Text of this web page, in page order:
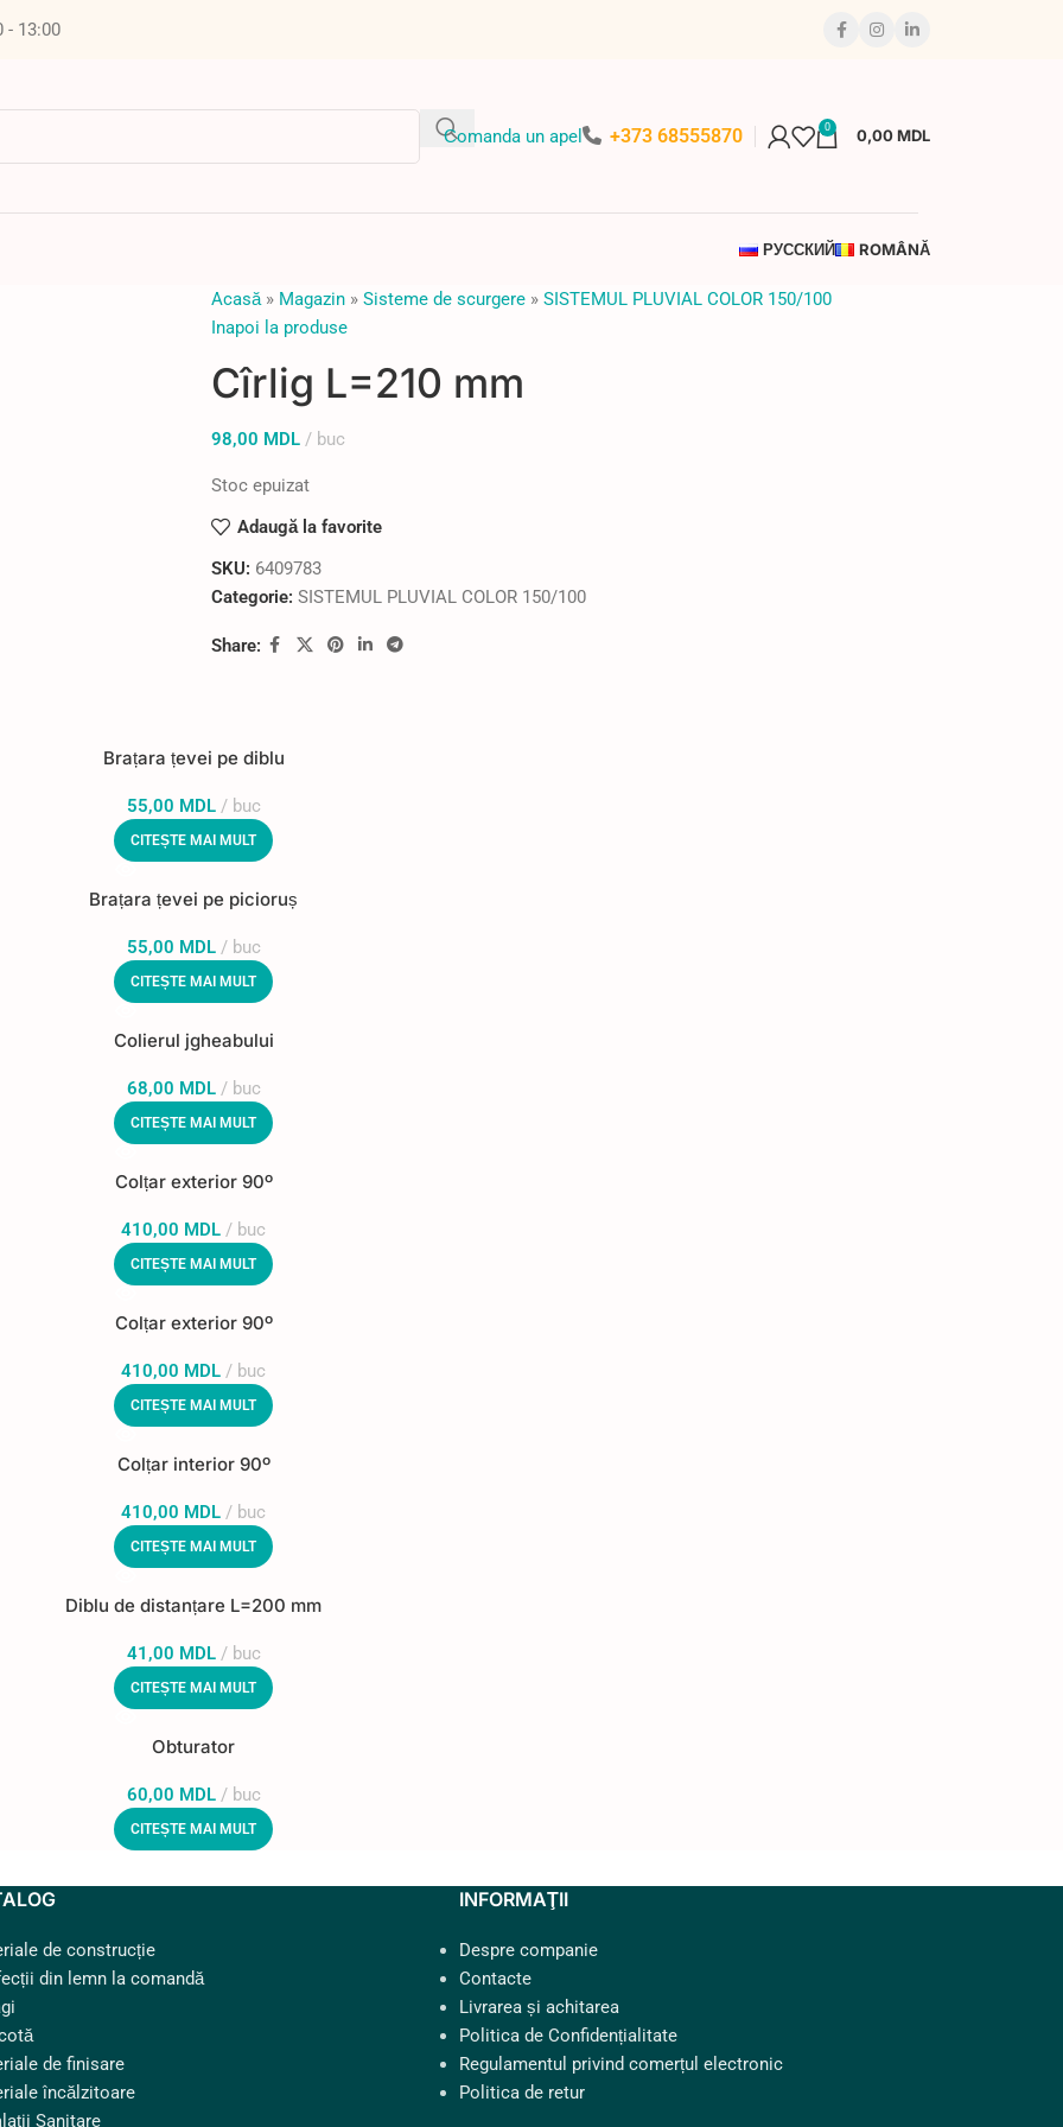
- 13:00
Сomanda un apel +373 68555870 0 0,00MDL
РУССКИЙ ROMÂNĂ
Acasă» Magazin» Sisteme de scurgere» SISTEMUL PLUVIAL COLOR 150/100
Inapoi la produse
Cîrlig L=210 mm
98,00 MDL buc
Stoc epuizat
Adaugă la favorite
SKU: 6409783
Categorie: SISTEMUL PLUVIAL COLOR 150/100
Share:
Brațara țevei pe diblu
55,00 MDL buc
CITEȘTE MAI MULT
Brațara țevei pe picioruș
55,00 MDL buc
CITEȘTE MAI MULT
Colierul jgheabului
68,00 MDL buc
CITEȘTE MAI MULT
Colțar exterior 90º
410,00 MDL buc
CITEȘTE MAI MULT
Colțar exterior 90º
410,00 MDL buc
CITEȘTE MAI MULT
Colțar interior 90º
410,00 MDL buc
CITEȘTE MAI MULT
Diblu de distanțare L=200 mm
41,00 MDL buc
CITEȘTE MAI MULT
Obturator
60,00 MDL buc
CITEȘTE MAI MULT
de construcție
din lemn la comandă
de finisare
încălzitoare
Sanitare
INFORMAŢII
Despre companie
Contacte
Livrarea și achitarea
Politica de Confidențialitate
Regulamentul privind comerțul electronic
Politica de retur